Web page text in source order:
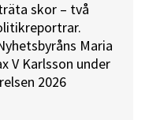
skor – två
Maria
V Karlsson under
2026